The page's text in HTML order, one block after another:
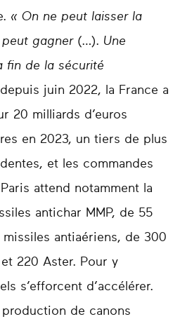
« On ne peut laisser la
peut gagner (…). Une
fin de la sécurité
juin 2022, la France a
20 milliards d’euros
en 2023, un tiers de plus
et les commandes
attend notamment la
antichar MMP, de 55
antiaériens, de 300
220 Aster. Pour y
s’efforcent d’accélérer.
production de canons